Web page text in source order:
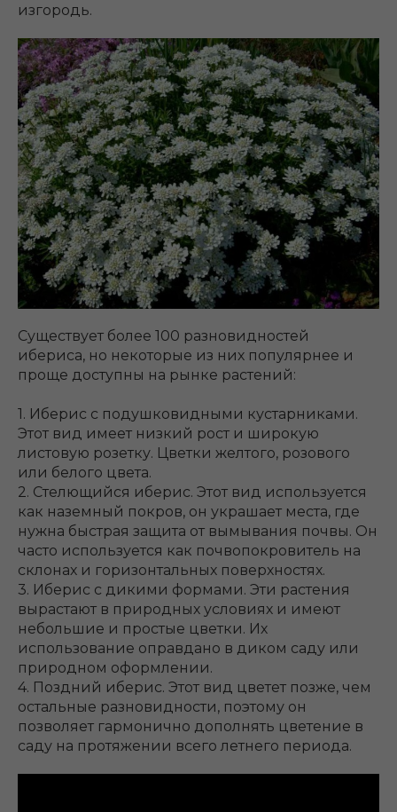
изгородь.
Существует более 100 разновидностей
ибериса, но некоторые из них популярнее и
проще доступны на рынке растений:
1. Иберис с подушковидными кустарниками.
Этот вид имеет низкий рост и широкую
листовую розетку. Цветки желтого, розового
или белого цвета.
2. Стелющийся иберис. Этот вид используется
как наземный покров, он украшает места, где
нужна быстрая защита от вымывания почвы. Он
часто используется как почвопокровитель на
склонах и горизонтальных поверхностях.
3. Иберис с дикими формами. Эти растения
вырастают в природных условиях и имеют
небольшие и простые цветки. Их
использование оправдано в диком саду или
природном оформлении.
4. Поздний иберис. Этот вид цветет позже, чем
остальные разновидности, поэтому он
позволяет гармонично дополнять цветение в
саду на протяжении всего летнего периода.